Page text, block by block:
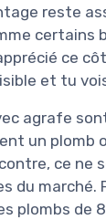
reste
certains
ce
et tu
agrafe
un plomb
ce ne
du marché.
plombs de